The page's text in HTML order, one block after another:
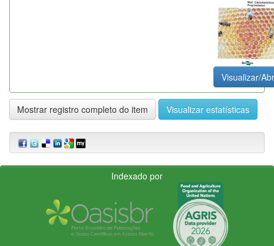
Visualizar/
Mostrar registro completo do item Visualizar estatísticas
Indexado por